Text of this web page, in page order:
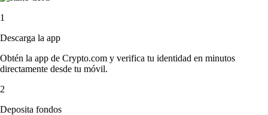
1
Descarga la app
Obtén la app de Crypto.com y verifica tu identidad en minutos
directamente desde tu móvil.
2
Deposita fondos